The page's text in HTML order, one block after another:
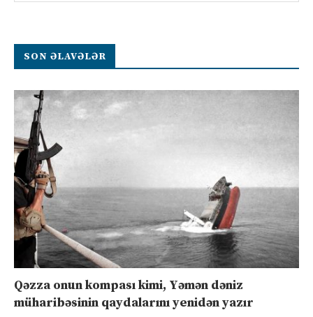
SON ƏLAVƏLƏR
Qəzza onun kompası kimi, Yəmən dəniz
müharibəsinin qaydalarını yenidən yazır